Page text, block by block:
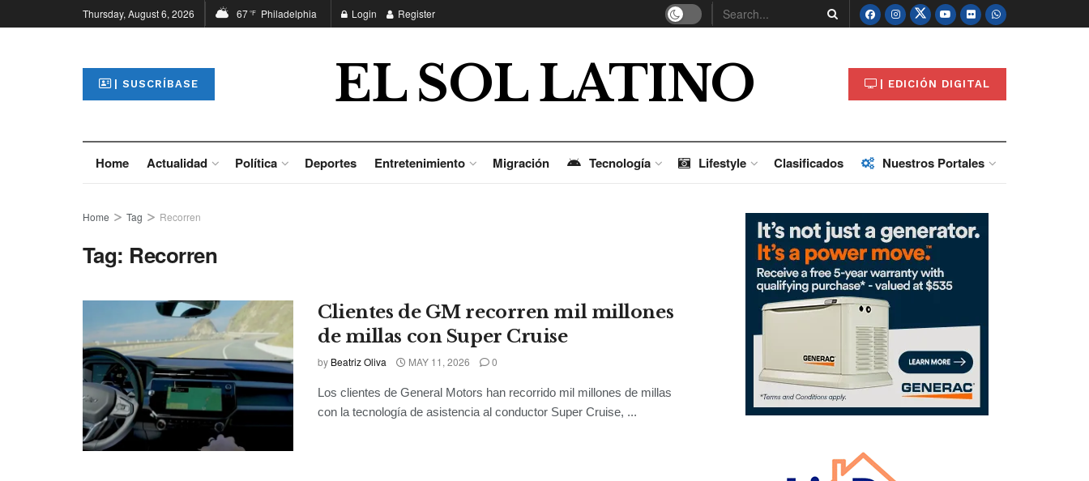
Thursday, August 6, 2026 67°F Philadelphia Login Register
| SUSCRÍBASE EL SOL LATINO | EDICIÓN DIGITAL
Home Actualidad Política Deportes Entretenimiento Migración Tecnología Lifestyle Clasificados Nuestros Portales
Home Tag Recorren
Tag: Recorren
Clientes de GM recorren mil millones
de millas con Super Cruise
by Beatriz Oliva MAY 11, 2026 0
Los clientes de General Motors han recorrido mil millones de millas
con la tecnología de asistencia al conductor Super Cruise, ...